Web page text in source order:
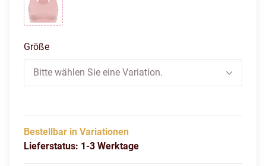
Größe
Bitte wählen Sie eine Variation.
Bestellbar in Variationen
Lieferstatus: 1-3 Werktage